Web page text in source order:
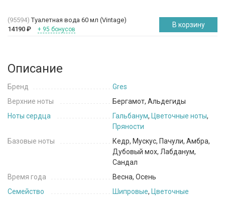
(95594) Туалетная вода 60 мл (Vintage)
14190 ₽ + 95 бонусов
В корзину
Описание
Бренд
Gres
Верхние ноты
Бергамот, Альдегиды
Ноты сердца
Гальбанум, Цветочные ноты,
Пряности
Базовые ноты
Кедр, Мускус, Пачули, Амбра,
Дубовый мох, Лабданум,
Сандал
Время года
Весна, Осень
Семейство
Шипровые, Цветочные